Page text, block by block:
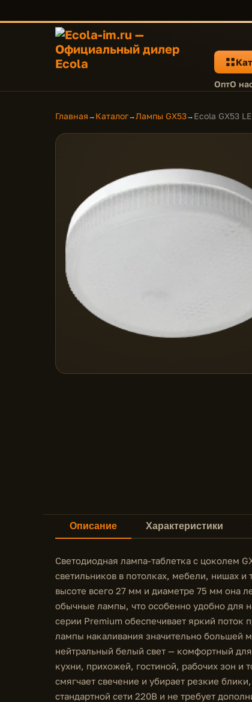
ОптО
Главная → Каталог→Лампы GX53→ Ecola GX53
Описание Характеристики
Светодиодная лампа-таблетка с цоколем
светильников в потолках, мебели, нишах
высоте всего 27 мм и диаметре 75 мм она
обычные лампы, что особенно удобно для
серии Premium обеспечивает яркий
лампы накаливания значительно большей
нейтральный белый свет — комфортный
кухни, прихожей, гостиной, рабочих зон и
смягчает свечение и убирает резкие
стандартной сети 220В и не требует